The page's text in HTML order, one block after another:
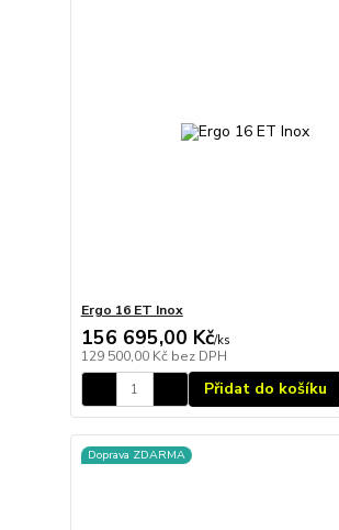
Ergo 16 ET Inox
156 695,00 Kč/ks
129 500,00 Kč bez DPH
Přidat do košíku
Doprava ZDARMA